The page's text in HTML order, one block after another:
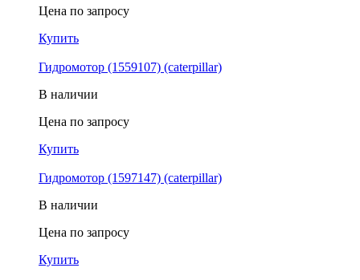
Цена по запросу
Купить
Гидромотор (1559107) (caterpillar)
В наличии
Цена по запросу
Купить
Гидромотор (1597147) (caterpillar)
В наличии
Цена по запросу
Купить